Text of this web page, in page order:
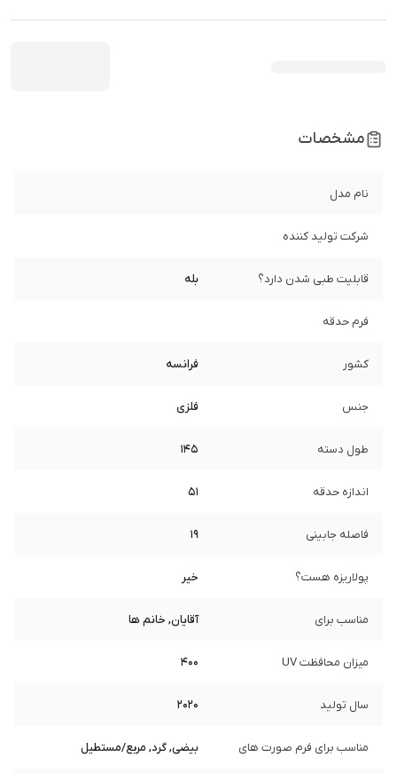
مشخصات
نام مدل
شرکت تولید کننده
قابلیت طبی شدن دارد؟ بله
فرم حدقه
کشور فرانسه
جنس فلزی
طول دسته 145
اندازه حدقه 51
فاصله جابینی 19
پولاریزه هست؟ خیر
مناسب برای آقایان, خانم ها
میزان محافظت UV 400
سال تولید 2020
مناسب برای فرم صورت های بیضی, گرد, مربع/مستطیل